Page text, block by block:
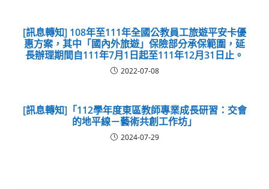
[訊息轉知] 108年至111年全國公教員工旅遊平安卡優
惠方案，其中「國內外旅遊」保險部分承保範圍，延
長辦理期間自111年7月1日起至111年12月31日止。
2022-07-08
[訊息轉知]「112學年度東區教師專業成長研習：交會
的地平線－藝術共創工作坊」
2024-07-29